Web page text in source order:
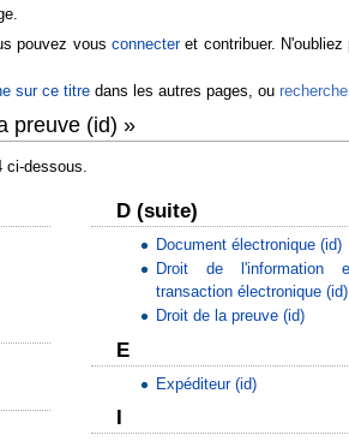
pouvez vous connecteret contribuer. N'oubliez
sur ce titre dans les autres pages, ou
preuve (id) »
ci-dessous.
D (suite)
Document électronique (id)
Droit de
transaction électronique (id)
Droit de la preuve (id)
E
Expéditeur (id)